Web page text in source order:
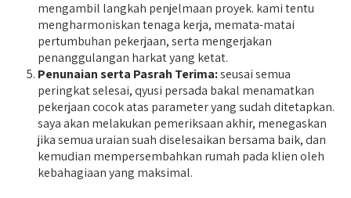
mengambil langkah penjelmaan proyek. kami tentu
mengharmoniskan tenaga kerja, memata-matai
pertumbuhan pekerjaan, serta mengerjakan
penanggulangan harkat yang ketat.
Penunaian serta Pasrah Terima:seusai semua
peringkat selesai, qyusi persada bakal menamatkan
pekerjaan cocok atas parameter yang sudah ditetapkan.
saya akan melakukan pemeriksaan akhir, menegaskan
jika semua uraian suah diselesaikan bersama baik, dan
kemudian mempersembahkan rumah pada klien oleh
kebahagiaan yang maksimal.